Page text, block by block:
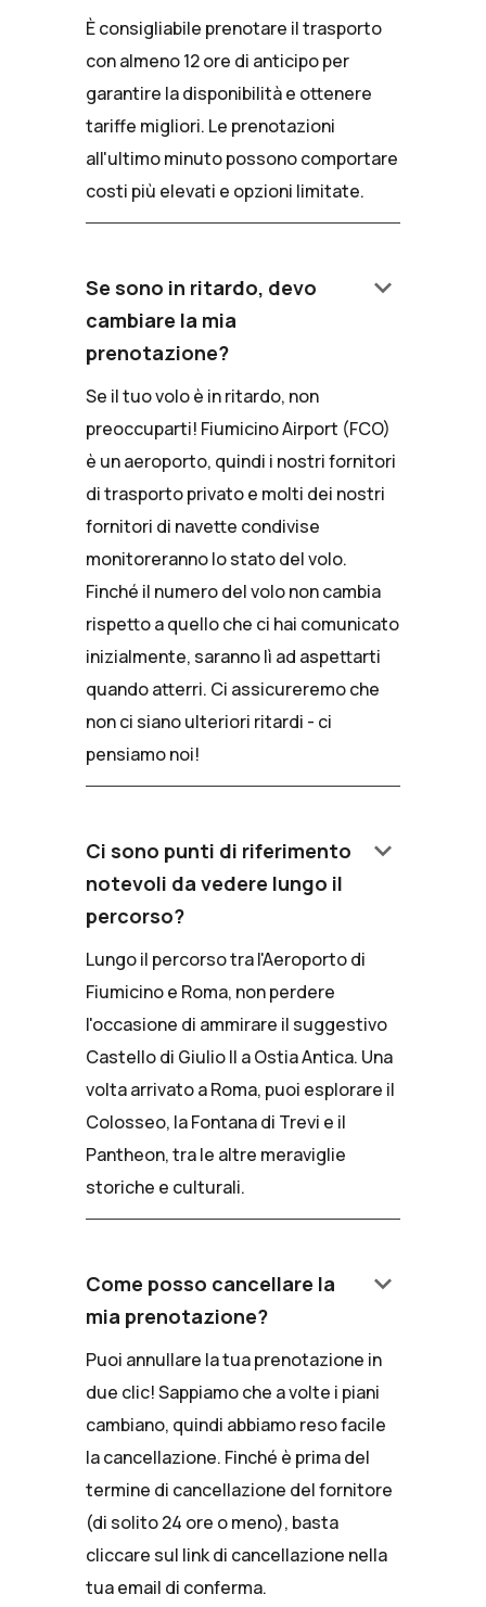
È consigliabile prenotare il trasporto
con almeno 12 ore di anticipo per
garantire la disponibilità e ottenere
tariffe migliori. Le prenotazioni
all'ultimo minuto possono comportare
costi più elevati e opzioni limitate.
Se sono in ritardo, devo
cambiare la mia
prenotazione?
keyboard_arrow_down
Se il tuo volo è in ritardo, non
preoccuparti! Fiumicino Airport (FCO)
è un aeroporto, quindi i nostri fornitori
di trasporto privato e molti dei nostri
fornitori di navette condivise
monitoreranno lo stato del volo.
Finché il numero del volo non cambia
rispetto a quello che ci hai comunicato
inizialmente, saranno lì ad aspettarti
quando atterri. Ci assicureremo che
non ci siano ulteriori ritardi - ci
pensiamo noi!
Ci sono punti di riferimento
notevoli da vedere lungo il
percorso?
keyboard_arrow_down
Lungo il percorso tra l'Aeroporto di
Fiumicino e Roma, non perdere
l'occasione di ammirare il suggestivo
Castello di Giulio II a Ostia Antica. Una
volta arrivato a Roma, puoi esplorare il
Colosseo, la Fontana di Trevi e il
Pantheon, tra le altre meraviglie
storiche e culturali.
Come posso cancellare la
mia prenotazione?
keyboard_arrow_down
Puoi annullare la tua prenotazione in
due clic! Sappiamo che a volte i piani
cambiano, quindi abbiamo reso facile
la cancellazione. Finché è prima del
termine di cancellazione del fornitore
(di solito 24 ore o meno), basta
cliccare sul link di cancellazione nella
tua email di conferma.